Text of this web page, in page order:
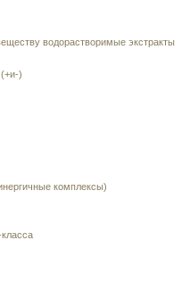
водорастворимые экстракты
)
комплексы)